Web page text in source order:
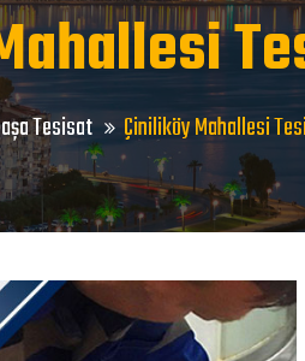
Tesisat Çiniliköy Mahallesi